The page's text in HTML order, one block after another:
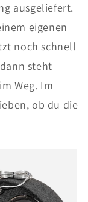
ausgeliefert.
eigenen
noch schnell
steht
Weg. Im
ob du die